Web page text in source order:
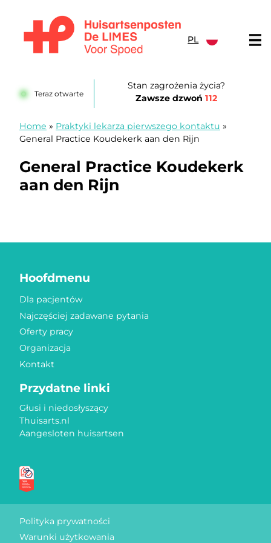
PL
Teraz otwarte
Stan zagrożenia życia?
Zawsze dzwoń 112
Home » Praktyki lekarza pierwszego kontaktu »
General Practice Koudekerk aan den Rijn
General Practice Koudekerk
aan den Rijn
Hoofdmenu
Dla pacjentów
Najczęściej zadawane pytania
Oferty pracy
Organizacja
Kontakt
Przydatne linki
Głusi i niedosłyszący
Thuisarts.nl
Aangesloten huisartsen
Polityka prywatności
Warunki użytkowania